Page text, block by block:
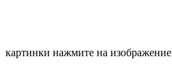
картинки нажмите на изображение